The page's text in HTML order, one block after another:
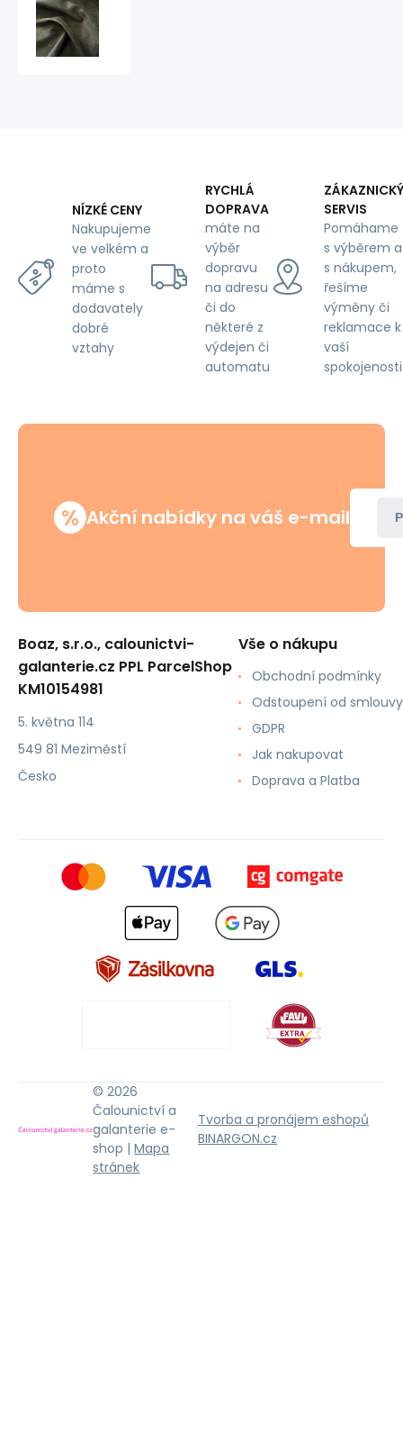
NÍZKÉ CENY
Nakupujeme
ve velkém a
proto
máme s
dodavately
dobré
vztahy
RYCHLÁ
DOPRAVA
máte na
výběr
dopravu
na adresu
či do
některé z
výdejen či
automatu
ZÁKAZNICKÝ
SERVIS
Pomáhame
s výběrem a
s nákupem,
řešíme
výměny či
reklamace k
vaší
spokojenosti
% Akční nabídky na váš e-mail
Boaz, s.r.o., calounictvi-
galanterie.cz PPL ParcelShop
KM10154981
5. května 114
549 81 Meziměstí
Česko
Vše o nákupu
Obchodní podmínky
Odstoupení od smlouvy
GDPR
Jak nakupovat
Doprava a Platba
© 2026
Čalounictví a
galanterie e-
shop |Mapa
stránek
Tvorba a pronájem eshopů
BINARGON.cz